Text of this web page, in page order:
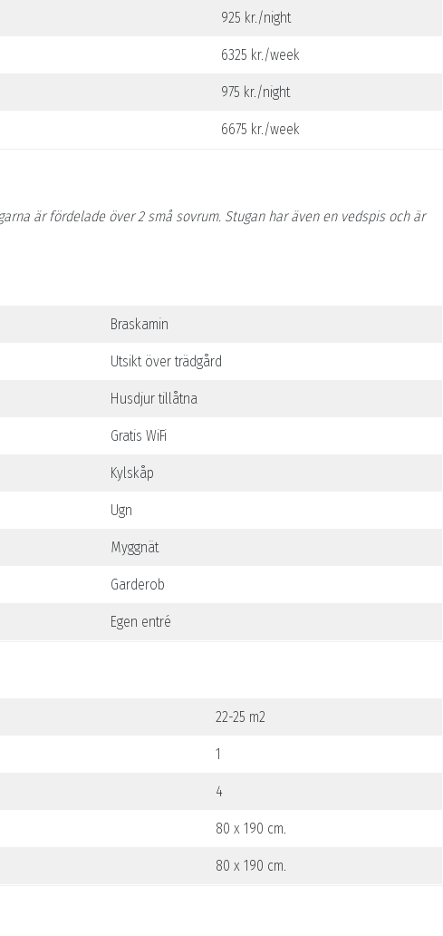
925 kr./night
6325 kr./week
975 kr./night
6675 kr./week
är fördelade över 2 små sovrum. Stugan har även en vedspis och är
Braskamin
Utsikt över trädgård
Husdjur tillåtna
Gratis WiFi
Kylskåp
Ugn
Myggnät
Garderob
Egen entré
22-25 m2
1
4
80 x 190 cm.
80 x 190 cm.